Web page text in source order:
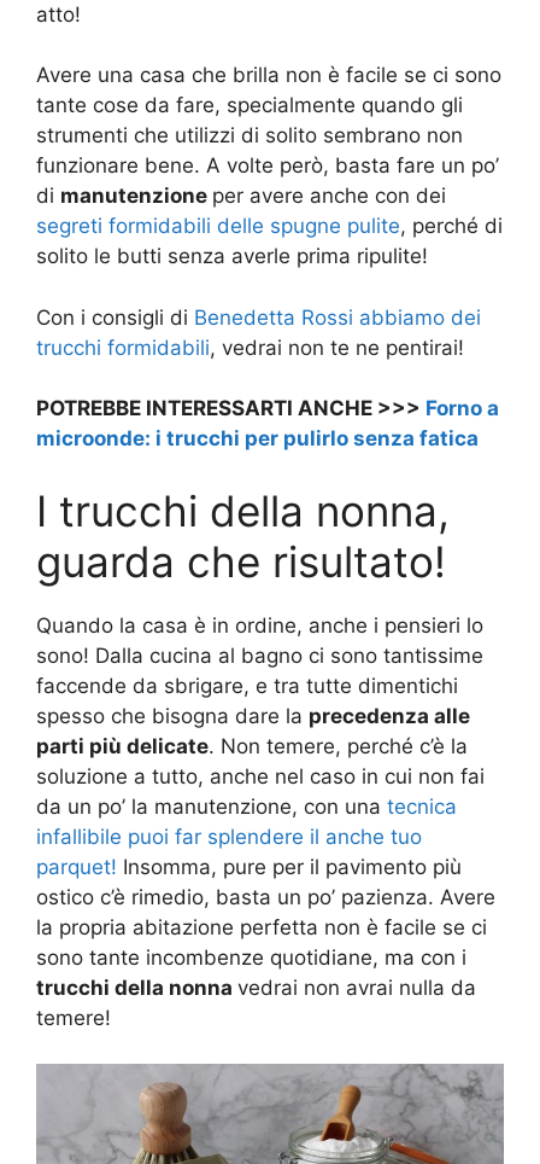
atto!
Avere una casa che brilla non è facile se ci sono
tante cose da fare, specialmente quando gli
strumenti che utilizzi di solito sembrano non
funzionare bene. A volte però, basta fare un po’
di manutenzione per avere anche con dei
segreti formidabili delle spugne pulite, perché di
solito le butti senza averle prima ripulite!
Con i consigli di Benedetta Rossi abbiamo dei
trucchi formidabili, vedrai non te ne pentirai!
POTREBBE INTERESSARTI ANCHE >>> Forno a
microonde: i trucchi per pulirlo senza fatica
I trucchi della nonna,
guarda che risultato!
Quando la casa è in ordine, anche i pensieri lo
sono! Dalla cucina al bagno ci sono tantissime
faccende da sbrigare, e tra tutte dimentichi
spesso che bisogna dare la precedenza alle
parti più delicate. Non temere, perché c’è la
soluzione a tutto, anche nel caso in cui non fai
da un po’ la manutenzione, con una tecnica
infallibile puoi far splendere il anche tuo
parquet! Insomma, pure per il pavimento più
ostico c’è rimedio, basta un po’ pazienza. Avere
la propria abitazione perfetta non è facile se ci
sono tante incombenze quotidiane, ma con i
trucchi della nonna vedrai non avrai nulla da
temere!